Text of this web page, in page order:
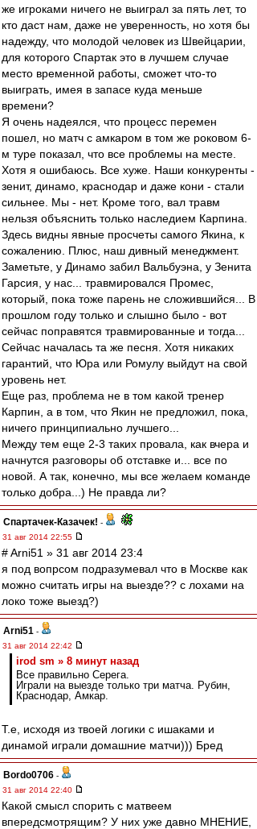
же игроками ничего не выиграл за пять лет, то
кто даст нам, даже не уверенность, но хотя бы
надежду, что молодой человек из Швейцарии,
для которого Спартак это в лучшем случае
место временной работы, сможет что-то
выиграть, имея в запасе куда меньше
времени?
Я очень надеялся, что процесс перемен
пошел, но матч с амкаром в том же роковом 6-
м туре показал, что все проблемы на месте.
Хотя я ошибаюсь. Все хуже. Наши конкуренты -
зенит, динамо, краснодар и даже кони - стали
сильнее. Мы - нет. Кроме того, вал травм
нельзя объяснить только наследием Карпина.
Здесь видны явные просчеты самого Якина, к
сожалению. Плюс, наш дивный менеджмент.
Заметьте, у Динамо забил Вальбуэна, у Зенита
Гарсия, у нас... травмировался Промес,
который, пока тоже парень не сложившийся... В
прошлом году только и слышно было - вот
сейчас поправятся травмированные и тогда...
Сейчас началась та же песня. Хотя никаких
гарантий, что Юра или Ромулу выйдут на свой
уровень нет.
Еще раз, проблема не в том какой тренер
Карпин, а в том, что Якин не предложил, пока,
ничего принципиально лучшего...
Между тем еще 2-3 таких провала, как вчера и
начнутся разговоры об отставке и... все по
новой. А так, конечно, мы все желаем команде
только добра...) Не правда ли?
Спартачек-Казачек! -
31 авг 2014 22:55
# Arni51 » 31 авг 2014 23:4
я под вопрсом подразумевал что в Москве как
можно считать игры на выезде?? с лохами на
локо тоже выезд?)
Arni51 -
31 авг 2014 22:42
irod sm » 8 минут назад
Все правильно Серега.
Играли на выезде только три матча. Рубин,
Краснодар, Амкар.
Т.е, исходя из твоей логики с ишаками и
динамой играли домашние матчи))) Бред
Bordo0706 -
31 авг 2014 22:40
Какой смысл спорить с матвеем
впередсмотрящим? У них уже давно МНЕНИЕ,